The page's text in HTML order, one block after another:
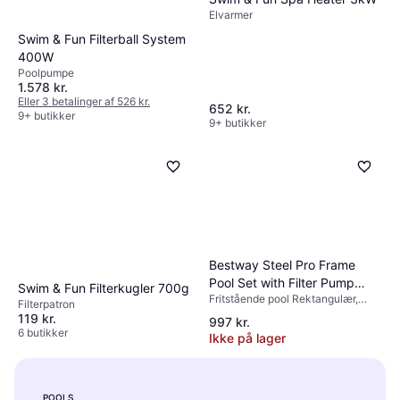
Swim & Fun Filterball System
400W
Poolpumpe
1.578 kr.
Eller 3 betalinger af 526 kr.
9+ butikker
Elvarmer
652 kr.
9+ butikker
Swim & Fun Filterkugler 700g
Filterpatron
119 kr.
6 butikker
Bestway Steel Pro Frame
Pool Set with Filter Pump
3x2.01x0.66m
Fritstående pool Rektangulær,
997 kr.
Ikke på lager
POOLS